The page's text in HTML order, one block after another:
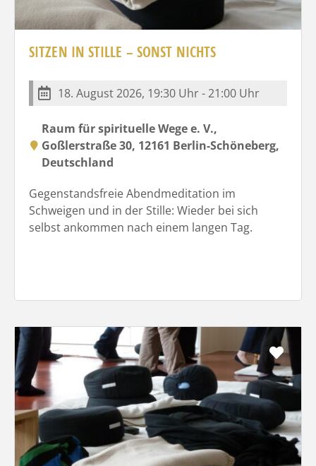
SITZEN IN STILLE – SONST NICHTS
18. August 2026, 19:30 Uhr - 21:00 Uhr
Raum für spirituelle Wege e. V.,
Goßlerstraße 30, 12161 Berlin-Schöneberg,
Deutschland
Gegenstandsfreie Abendmeditation im
Schweigen und in der Stille: Wieder bei sich
selbst ankommen nach einem langen Tag.